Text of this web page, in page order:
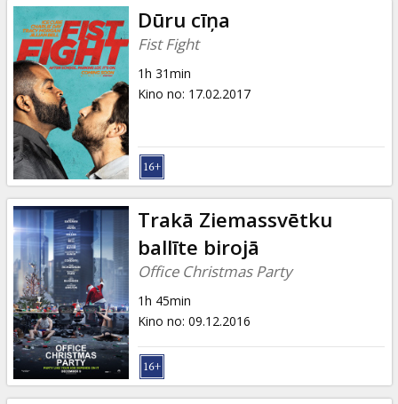
B2B
Kino
Klubs
Dūru cīņa
Fist Fight
1h 31min
Kino no: 17.02.2017
Trakā Ziemassvētku
ballīte birojā
Office Christmas Party
1h 45min
Kino no: 09.12.2016